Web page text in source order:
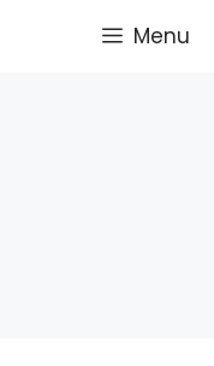
Menu